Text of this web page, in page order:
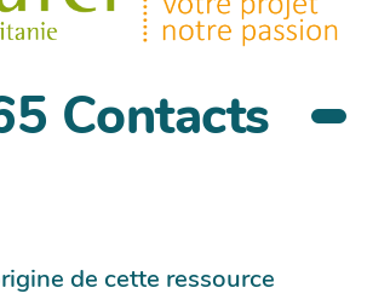
Contacts
de cette ressource